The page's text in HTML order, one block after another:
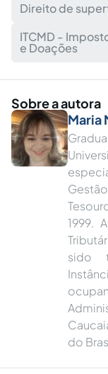
Direito de
ITCMD -
e Doações
Sobre a autora
Maria
1999.
sido
do